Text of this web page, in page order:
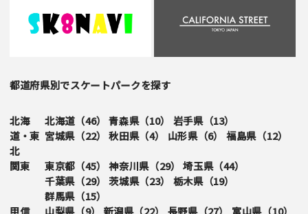
都道府県別でスケートパークを探す
北海
道・東
北
北海道（46） 青森県（10） 岩手県（13）
宮城県（22） 秋田県（4） 山形県（6） 福島県（12）
関東 東京都（45） 神奈川県（29） 埼玉県（44）
千葉県（29） 茨城県（23） 栃木県（19）
群馬県（15）
甲信
山梨県（9） 新潟県（22） 長野県（27） 富山県（10）